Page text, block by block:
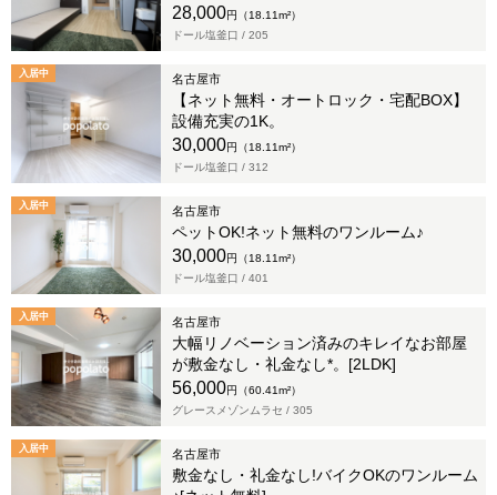
28,000円（18.11m²）
ドール塩釜口 / 205
入居中 名古屋市
【ネット無料・オートロック・宅配BOX】
設備充実の1K。
30,000円（18.11m²）
ドール塩釜口 / 312
入居中 名古屋市
ペットOK!ネット無料のワンルーム♪
30,000円（18.11m²）
ドール塩釜口 / 401
入居中 名古屋市
大幅リノベーション済みのキレイなお部屋
が敷金なし・礼金なし*。[2LDK]
56,000円（60.41m²）
グレースメゾンムラセ / 305
入居中 名古屋市
敷金なし・礼金なし!バイクOKのワンルーム